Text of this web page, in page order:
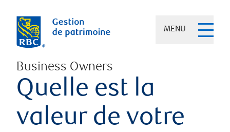
MENU
Business Owners
Quelle est la
valeur de votre